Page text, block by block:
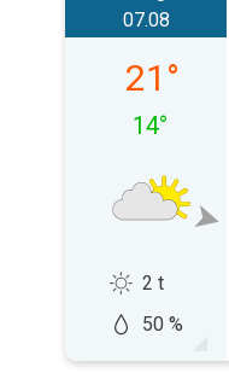
vineri,
07.08
21 °
14°
2 t
50 %